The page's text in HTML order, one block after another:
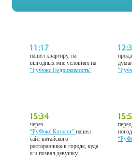
нашел квартиру, на
выгодных мне условиях на
“РуФокс Недвижимость”
через
“РуФокс Каталог”нашел
сайт китайского
ресторанчика в городе, куда
я и позвал девушку